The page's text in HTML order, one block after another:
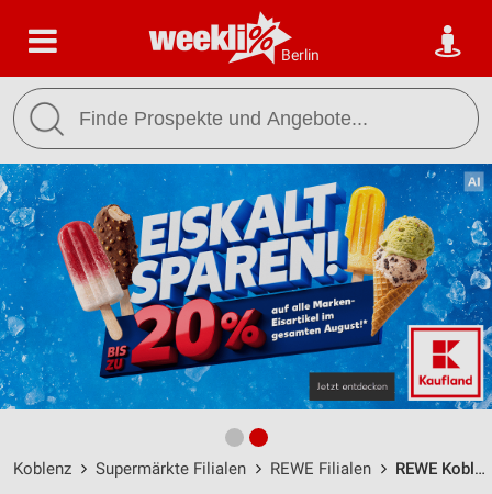
Berlin
Koblenz Supermärkte Filialen REWE Filialen REWE Koblenz / Niederberger Höhe Nr. 66 - Öffnungszeiten & Adresse